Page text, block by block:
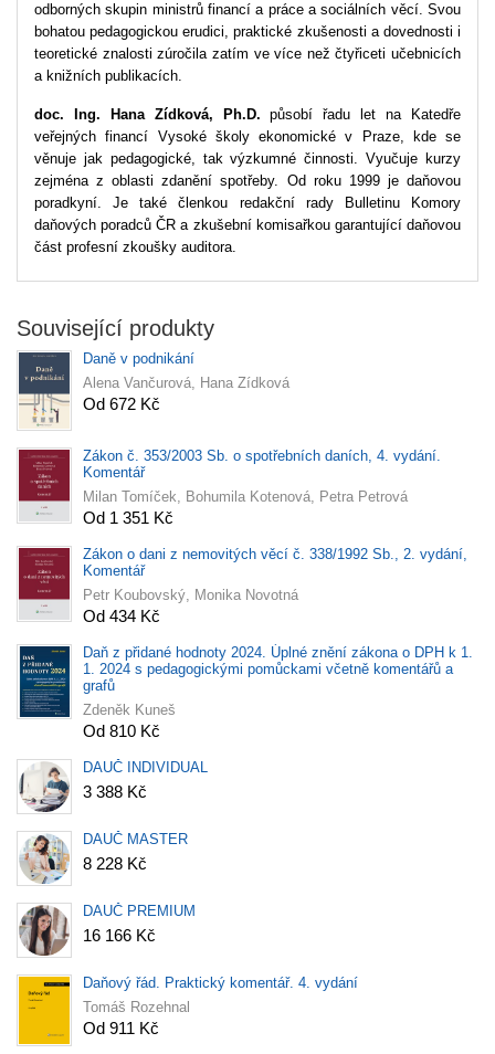
odborných skupin ministrů financí a práce a sociálních věcí. Svou
bohatou pedagogickou erudici, praktické zkušenosti a dovednosti i
teoretické znalosti zúročila zatím ve více než čtyřiceti učebnicích
a knižních publikacích.
doc. Ing. Hana Zídková, Ph.D.působí řadu let na Katedře
veřejných financí Vysoké školy ekonomické v Praze, kde se
věnuje jak pedagogické, tak výzkumné činnosti. Vyučuje kurzy
zejména z oblasti zdanění spotřeby. Od roku 1999 je daňovou
poradkyní. Je také členkou redakční rady Bulletinu Komory
daňových poradců ČR a zkušební komisařkou garantující daňovou
část profesní zkoušky auditora.
Související produkty
Daně v podnikání
Alena Vančurová, Hana Zídková
Od 672 Kč
Zákon č. 353/2003 Sb. o spotřebních daních, 4. vydání.
Komentář
Milan Tomíček, Bohumila Kotenová, Petra Petrová
Od 1 351 Kč
Zákon o dani z nemovitých věcí č. 338/1992 Sb., 2. vydání,
Komentář
Petr Koubovský, Monika Novotná
Od 434 Kč
Daň z přidané hodnoty 2024. Úplné znění zákona o DPH k 1.
1. 2024 s pedagogickými pomůckami včetně komentářů a
grafů
Zdeněk Kuneš
Od 810 Kč
DAUČ INDIVIDUAL
3 388 Kč
DAUČ MASTER
8 228 Kč
DAUČ PREMIUM
16 166 Kč
Daňový řád. Praktický komentář. 4. vydání
Tomáš Rozehnal
Od 911 Kč